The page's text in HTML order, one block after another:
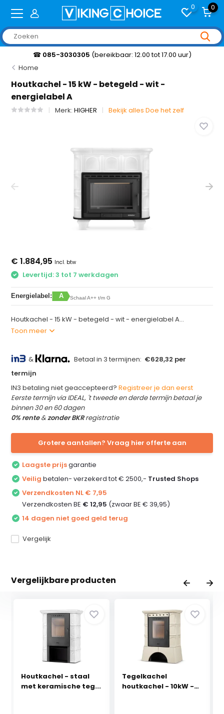
0 0
☎ 085-3030305 (bereikbaar: 12.00 tot 17.00 uur)
Home
Houtkachel - 15 kW - betegeld - wit -
energielabel A
Merk:HIGHER Bekijk alles Doe het zelf
€ 1.884,95 Incl. btw
Levertijd: 3 tot 7 werkdagen
Energielabel: A Schaal A++ t/m G
Houtkachel - 15 kW - betegeld - wit - energielabel A...
Toon meer
& Betaal in 3 termijnen: €628,32 per
termijn
IN3 betaling niet geaccepteerd?Registreer je dan eerst
Eerste termijn via IDEAL, 't tweede en derde termijn betaal je
binnen 30 en 60 dagen
0% rente&zonder BKRregistratie
Grotere aantallen? Vraag hier offerte aan
Laagste prijsgarantie
Veilig betalen- verzekerd tot € 2500,- Trusted Shops
Verzendkosten NL € 7,95
Verzendkosten BE € 12,95 (zwaar BE € 39,95)
14 dagen niet goed geld terug
Vergelijk
Vergelijkbare producten
Houtkachel - staal
met keramische teg...
Tegelkachel
houtkachel - 10kW -